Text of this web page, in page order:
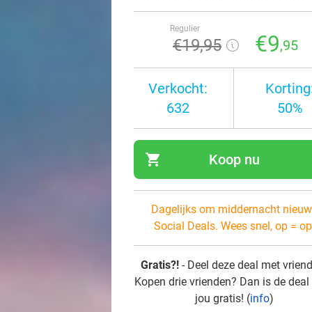
Regulier
€19,95 €9,95
Verkocht:
632
50%
shopping_cart Koop nu
Dagelijks om middernacht
Social Deals. Wees snel, op =
Gratis?! - Deel deze deal met
Kopen drie vrienden? Dan is de
jou gratis! (info)